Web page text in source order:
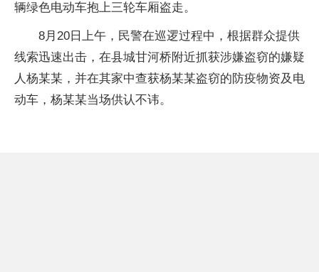
辆绿色电动车抱上三轮车厢盗走。
8月20日上午，民警在巡逻过程中，根据群众提供
线索迅速出击，在县城甘河桥附近抓获涉嫌盗窃的嫌疑
人杨某某，并在其家中查获杨某某盗窃的防疫物资及电
动车，杨某某当场供认不讳。